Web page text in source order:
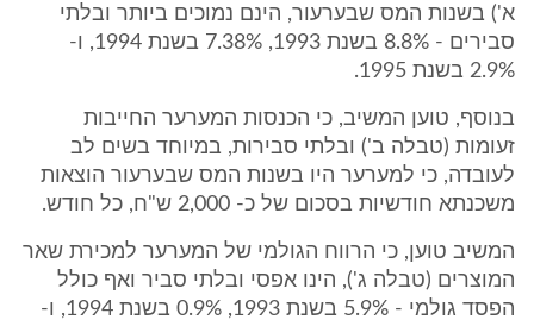
א') בשנות המס שבערעור, הינם נמוכים ביותר ובלתי
סבירים - 8.8% בשנת 1993, 7.38% בשנת 1994, ו-
2.9% בשנת 1995.
בנוסף, טוען המשיב, כי הכנסות המערער החייבות
זעומות (טבלה ב') ובלתי סבירות, במיוחד בשים לב
לעובדה, כי למערער היו בשנות המס שבערעור הוצאות
משכנתא חודשיות בסכום של כ- 2,000 ש"ח, כל חודש.
המשיב טוען, כי הרווח הגולמי של המערער למכירת שאר
המוצרים (טבלה ג'), הינו אפסי ובלתי סביר ואף כולל
הפסד גולמי - 5.9% בשנת 1993, 0.9% בשנת 1994, ו-